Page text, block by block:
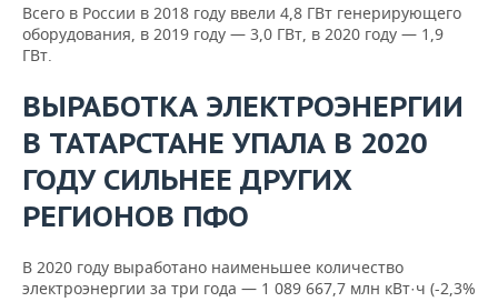
столица
Российской
Федерации город
значения
10
10
10
Северо-Западный
федеральный
округ
27
695,8
28
516,0
28
1
Всего в России в 2018 году ввели 4,8 ГВт генерирующего
оборудования, в 2019 году — 3,0 ГВт, в 2020 году — 1,9
ГВт.
ВЫРАБОТКА ЭЛЕКТРОЭНЕРГИИ
В ТАТАРСТАНЕ УПАЛА В 2020
ГОДУ СИЛЬНЕЕ ДРУГИХ
РЕГИОНОВ ПФО
В 2020 году выработано наименьшее количество
электроэнергии за три года — 1 089 667,7 млн кВт·ч (-2,3%